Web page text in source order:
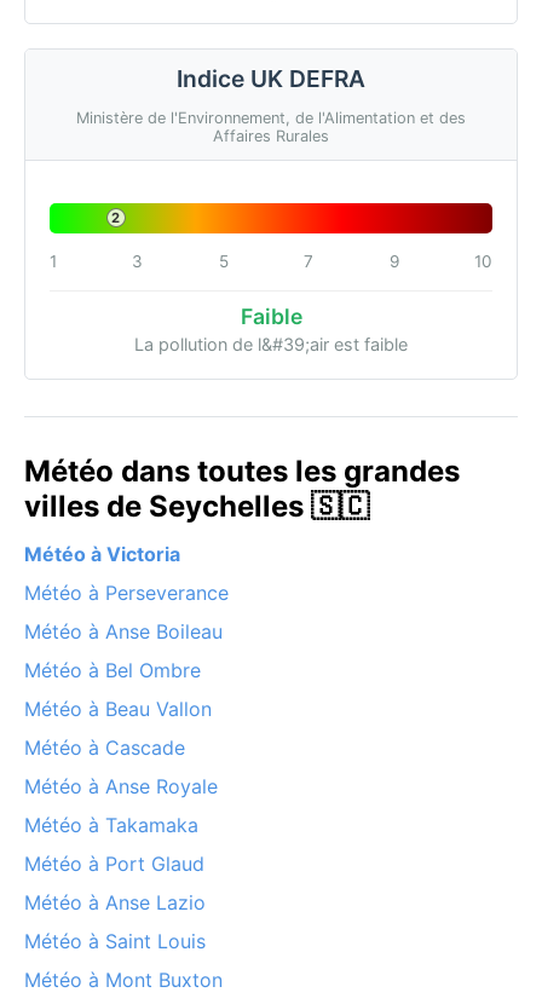
Indice UK DEFRA
Ministère de l'Environnement, de l'Alimentation et des
Affaires Rurales
2
1 3 5 7 9 10
Faible
La pollution de l&#39;air est faible
Météo dans toutes les grandes
villes de Seychelles 🇸🇨
Météo à Victoria
Météo à Perseverance
Météo à Anse Boileau
Météo à Bel Ombre
Météo à Beau Vallon
Météo à Cascade
Météo à Anse Royale
Météo à Takamaka
Météo à Port Glaud
Météo à Anse Lazio
Météo à Saint Louis
Météo à Mont Buxton